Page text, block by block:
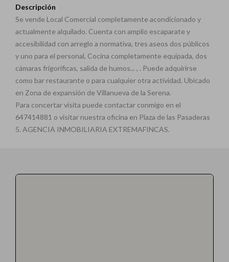
Descripción
Se vende Local Comercial completamente acondicionado y
actualmente alquilado. Cuenta con amplio escaparate y
accesibilidad con arreglo a normativa, tres aseos dos públicos
y uno para el personal, Cocina completamente equipada, dos
cámaras frigoríficas, salida de humos... , . Puede adquirirse
como bar restaurante o para cualquier otra actividad. Ubicado
en Zona de expansión de Villanueva de la Serena.
Para concertar visita puede contactar conmigo en el
647414881 o visitar nuestra oficina en Plaza de las Pasaderas
5. AGENCIA INMOBILIARIA EXTREMAFINCAS.